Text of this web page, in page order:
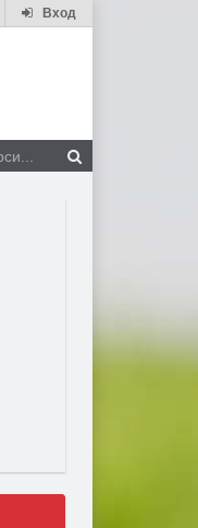
Вход